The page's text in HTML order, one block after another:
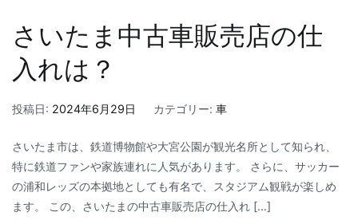
さいたま中古車販売店の仕
入れは？
投稿日: 2024年6月29日 カテゴリー: 車
さいたま市は、鉄道博物館や大宮公園が観光名所として知られ、
特に鉄道ファンや家族連れに人気があります。 さらに、サッカー
の浦和レッズの本拠地としても有名で、スタジアム観戦が楽しめ
ます。 この、さいたまの中古車販売店の仕入れ […]